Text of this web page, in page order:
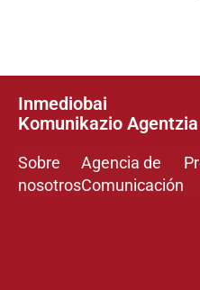
Inmediobai
Komunikazio Agentzia
Sobre
nosotros
Agencia de
Comunicación